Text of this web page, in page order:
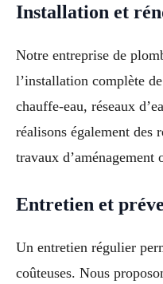
Installation et
Notre entreprise de
l’installation complète
chauffe-eau, réseaux
réalisons également des
travaux d’aménagement
Entretien et
Un entretien régulier
coûteuses. Nous